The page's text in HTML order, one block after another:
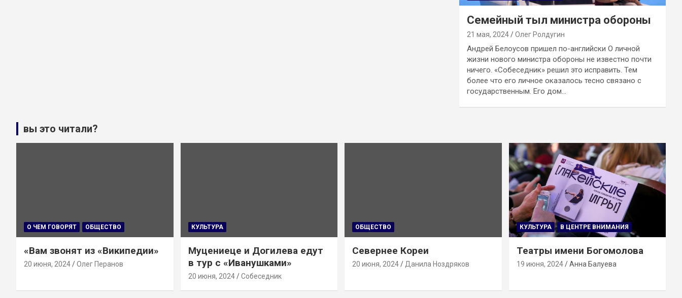
Семейный тыл министра обороны
21 мая, 2024 Олег Ролдугин
Андрей Белоусов пришел по-английски О личной
жизни нового министра обороны не известно почти
ничего. «Собеседник» решил это исправить. Тем
более что его личное оказалось тесно связано с
государственным. Его дом…
вы это читали?
О ЧЕМ ГОВОРЯТ ОБЩЕСТВО
«Вам звонят из «Википедии»
20 июня, 2024 Олег Перанов
КУЛЬТУРА
Муцениеце и Догилева едут
в тур с «Иванушками»
20 июня, 2024 Собеседник
ОБЩЕСТВО
Севернее Кореи
20 июня, 2024 Данила Ноздряков
КУЛЬТУРА В ЦЕНТРЕ ВНИМАНИЯ
Театры имени Богомолова
19 июня, 2024 Анна Балуева